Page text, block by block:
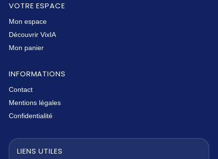
VOTRE ESPACE
Mon espace
Découvrir VixIA
Mon panier
INFORMATIONS
Contact
Mentions légales
Confidentialité
LIENS UTILES